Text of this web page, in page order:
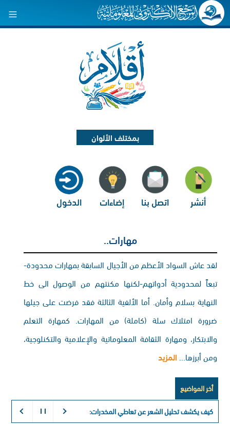
بمختلف الألوان
أنشر اتصل بنا إضاءات الدخول
مهارات..
لقد عاش السواد الأعظم من الأجيال السابقة بمهارات محدودة-
تبعاً لمحدودية أدواتهم-لكنها مكنتهم من الوصول الى خط
النهاية بسلام وأمان. أما الألفية الثالثة فقد فرضت على جيلها
ضرورة امتلاك سلة (كاملة) من المهارات. كمهارة التعلم
والابتكار، ومهارة الثقافة المعلوماتية والإعلامية والتكنلوجية،
ومن أبرزها... المزيد
أخر المواضيع
كيف يكشف تحليل الشعر عن تعاطي المخدرات:
التفسير الكيميائي لذاكرة الجسم طوي